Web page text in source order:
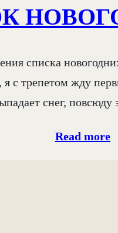
списка
с трепетом жду
снег,
Read more